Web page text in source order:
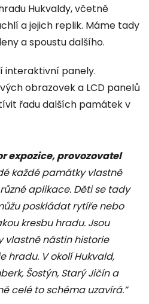
Hukvaldy, včetně
a jejich replik. Máme tady
a spoustu dalšího.
interaktivní panely.
obrazovek a LCD panelů
řadu dalších památek v
expozice, provozovatel
každé památky vlastně
aplikace. Děti se tady
poskládat rytíře nebo
kresbu hradu. Jsou
vlastně nástin historie
hradu. V okolí Hukvald,
Šostýn, Starý Jičín a
celé to schéma uzavírá.”